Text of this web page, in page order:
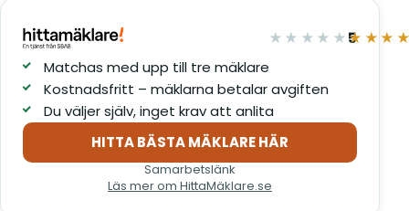
★★★★★5
av 5
Matchas med upp till tre mäklare
Kostnadsfritt – mäklarna betalar avgiften
Du väljer själv, inget krav att anlita
HITTA BÄSTA MÄKLARE HÄR
(öppnas i nytt fönster)
Samarbetslänk
Läs mer om HittaMäklare.se